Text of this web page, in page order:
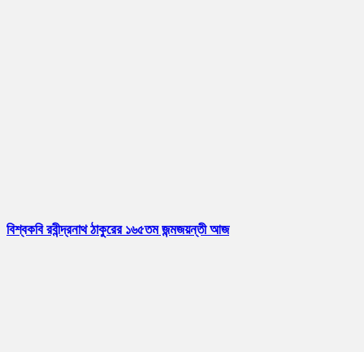
বিশ্বকবি রবীন্দ্রনাথ ঠাকুরের ১৬৫তম জন্মজয়ন্তী আজ